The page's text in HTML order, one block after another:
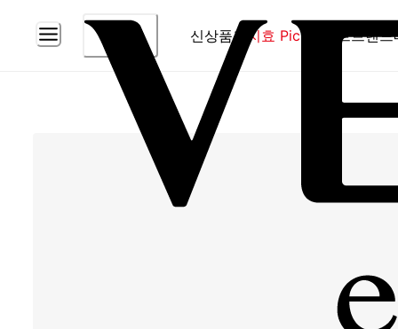
신상품홈 지효 Pick 베스트브랜드